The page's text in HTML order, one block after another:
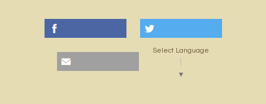
Select Language
▼